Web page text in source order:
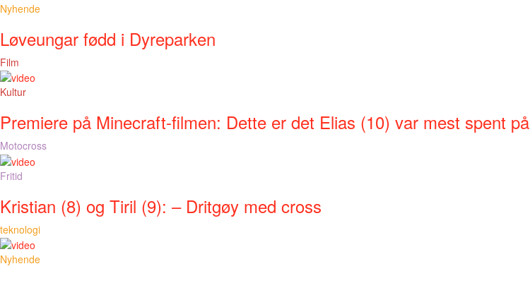
Nyhende
Løveungar fødd i Dyreparken
Film
Kultur
Premiere på Minecraft-filmen: Dette er det Elias (10) var mest spent på
Motocross
Fritid
Kristian (8) og Tiril (9): – Dritgøy med cross
teknologi
Nyhende